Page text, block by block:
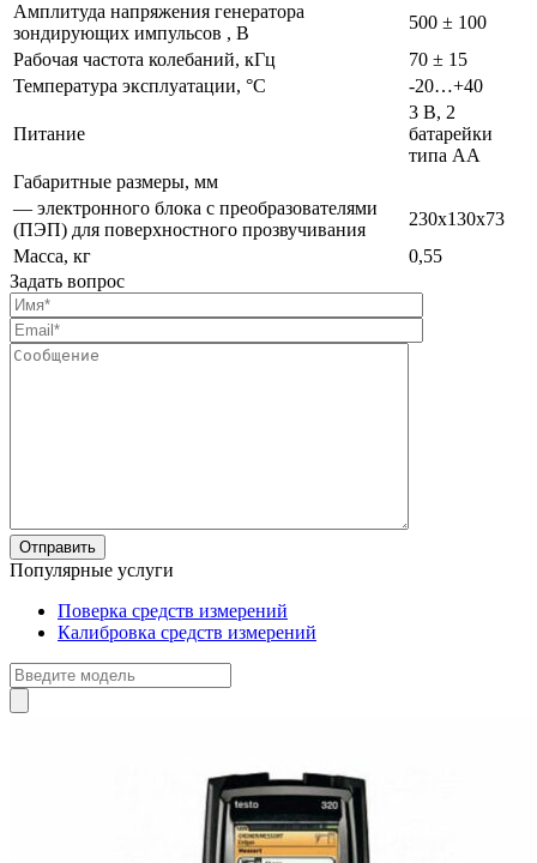
Амплитуда напряжения генератора
зондирующих импульсов , В
500 ± 100
Рабочая частота колебаний, кГц
70 ± 15
Температура эксплуатации, °C
-20…+40
Питание
3 В, 2
батарейки
типа AA
Габаритные размеры, мм
— электронного блока с преобразователями
(ПЭП) для поверхностного прозвучивания
230х130х73
Масса, кг
0,55
Задать вопрос
Популярные услуги
Поверка средств измерений
Калибровка средств измерений